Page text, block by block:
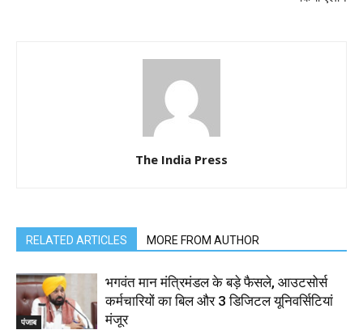
The India Press
RELATED ARTICLES MORE FROM AUTHOR
पंजाब
भगवंत मान मंत्रिमंडल के बड़े फैसले, आउटसोर्स
कर्मचारियों का बिल और 3 डिजिटल यूनिवर्सिटियां
मंजूर